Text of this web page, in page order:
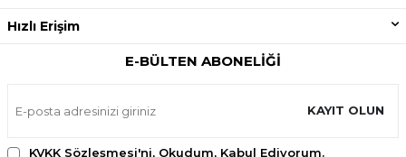
Hızlı Erişim
E-BÜLTEN ABONELIĞI
KAYIT OLUN
KVKK Sözleşmesi'ni, Okudum, Kabul Ediyorum.